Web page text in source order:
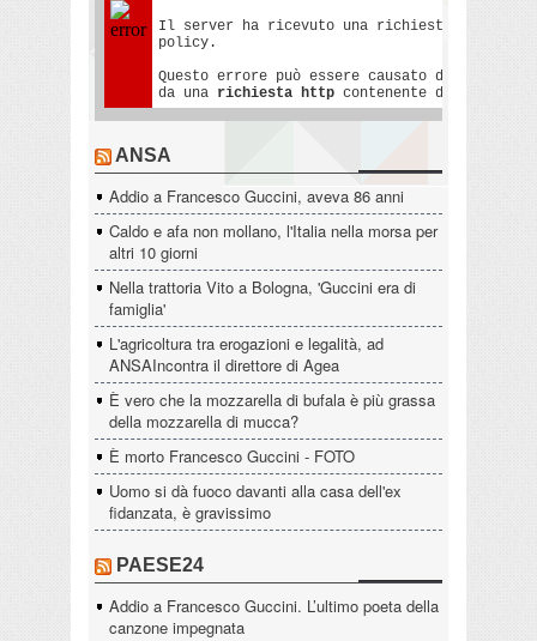
ANSA
Addio a Francesco Guccini, aveva 86 anni
Caldo e afa non mollano, l'Italia nella morsa per
altri 10 giorni
Nella trattoria Vito a Bologna, 'Guccini era di
famiglia'
L'agricoltura tra erogazioni e legalità, ad
ANSAIncontra il direttore di Agea
È vero che la mozzarella di bufala è più grassa
della mozzarella di mucca?
È morto Francesco Guccini - FOTO
Uomo si dà fuoco davanti alla casa dell'ex
fidanzata, è gravissimo
PAESE24
Addio a Francesco Guccini. L’ultimo poeta della
canzone impegnata